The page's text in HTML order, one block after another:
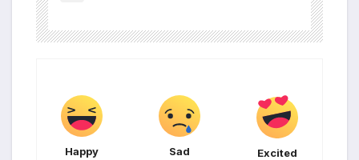
Happy Sad Excited